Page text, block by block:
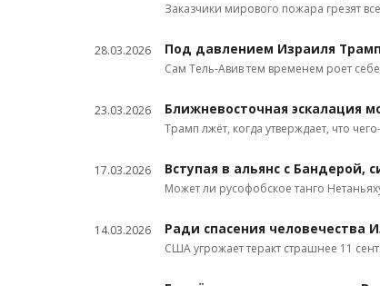
Заказчики мирового пожара грезят
28.03.2026 Под давлением Израиля
Сам Тель-Авив тем временем роет
23.03.2026 Ближневосточная эскалация
Трамп лжёт, когда утверждает, что
17.03.2026 Вступая в альянс с Бандерой,
Может ли русофобское танго
14.03.2026 Ради спасения человечества
США угрожает теракт страшнее 11